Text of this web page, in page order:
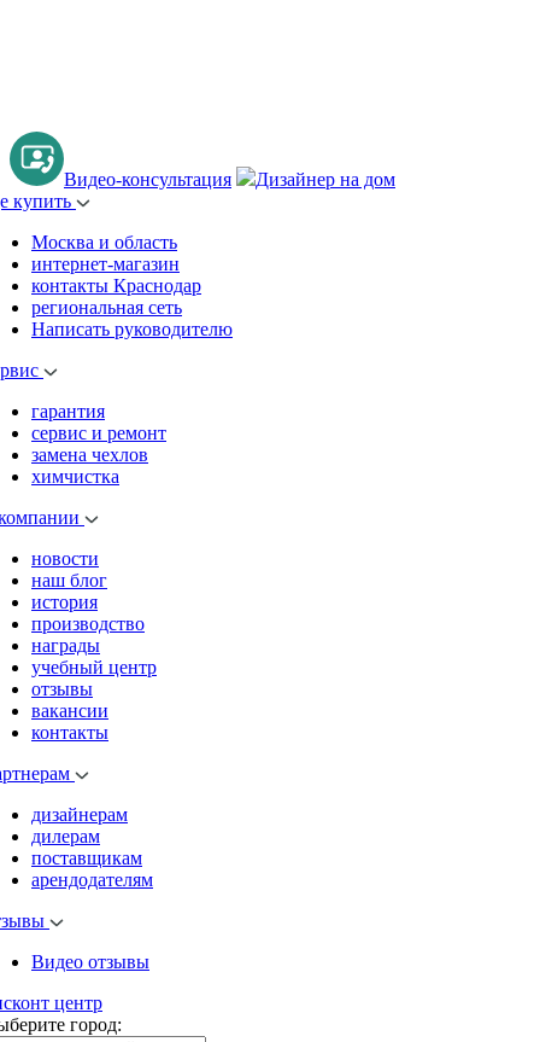
Видео-консультация
Дизайнер на дом
купить
Москва и область
интернет-магазин
контакты Краснодар
региональная сеть
Написать руководителю
гарантия
сервис и ремонт
замена чехлов
химчистка
новости
наш блог
история
производство
награды
учебный центр
отзывы
вакансии
контакты
дизайнерам
дилерам
поставщикам
арендодателям
Видео отзывы
центр
город: